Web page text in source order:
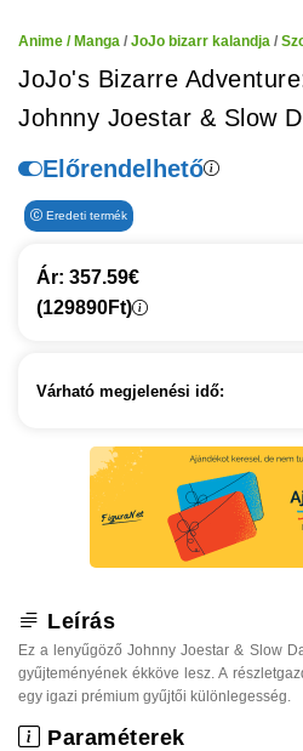
Anime / Manga / JoJo bizarr kalandja /
JoJo's Bizarre
Johnny Joestar & Slow
Előrendelhető
Eredeti termék
Ár: 357.59€
(129890Ft)
Várható megjelenési idő:
Leírás
Ez a lenyűgöző Johnny Joestar & Slow
gyűjteményének ékköve lesz. A
egy igazi prémium gyűjtői különlegesség.
Paraméterek